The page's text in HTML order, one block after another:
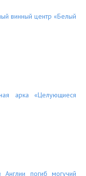
винный центр «Белый
арка «Целующиеся
погиб могучий